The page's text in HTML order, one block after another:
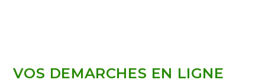
VOS DEMARCHES EN LIGNE